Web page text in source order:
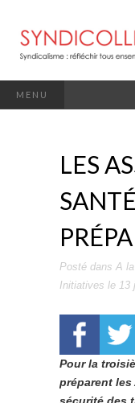
MENU
LES
Posté dans A
Initiatives le 13
Pour la
préparent les